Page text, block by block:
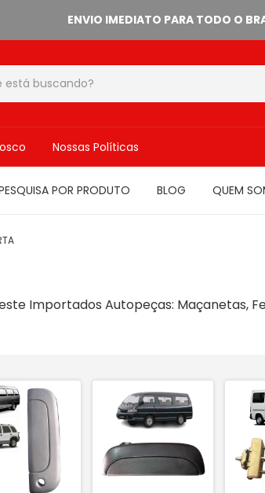
ENVIO IMEDIATO PARA TODO O
Nossas Políticas
POR PRODUTO BLOG QUEM
Importados Autopeças: Maçanetas,